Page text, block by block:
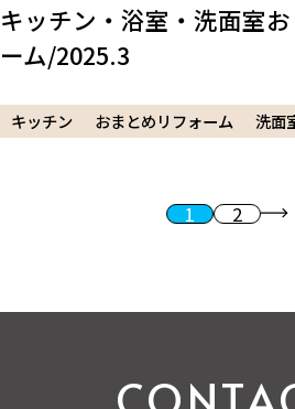
キッチン・浴室・洗面室
ーム/2025.3
キッチン おまとめリフォーム 洗面
1 2 次